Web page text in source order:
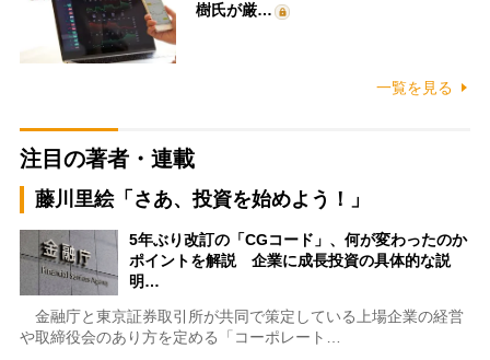
樹氏が厳…
一覧を見る
注目の著者・連載
藤川里絵「さあ、投資を始めよう！」
5年ぶり改訂の「CGコード」、何が変わったのか
ポイントを解説 企業に成長投資の具体的な説
明…
金融庁と東京証券取引所が共同で策定している上場企業の経営
や取締役会のあり方を定める「コーポレート…